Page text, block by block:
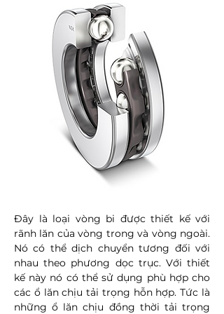
Đây là loại vòng bi được thiết kế với
rãnh lăn của vòng trong và vòng ngoài.
Nó có thể dịch chuyển tương đối với
nhau theo phương dọc trục. Với thiết
kế này nó có thể sử dụng phù hợp cho
các ổ lăn chịu tải trọng hỗn hợp. Tức là
những ổ lăn chịu đồng thời tải trọng